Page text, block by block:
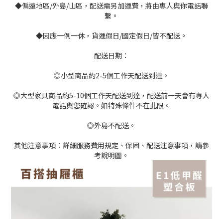
◆偏遠地區/外島/山區，配送需另加運費，將由專人與你電話聯
繫。
◆因應一例一休，貨運假日/國定假日/皆不配送。
配送日期：
◎小型商品約2-5個工作天配送到達。
◎大型家具商品約5-10個工作天配送到達，配送前一天會有專人
電話與您確認。如特殊條件不在此限。
◎外島不配送。
其他注意事項：詳細服務費用規定、保固、配送注意事項，請參
考說明圖。